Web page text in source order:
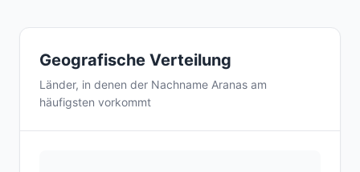
Geografische Verteilung
Länder, in denen der Nachname Aranas am
häufigsten vorkommt